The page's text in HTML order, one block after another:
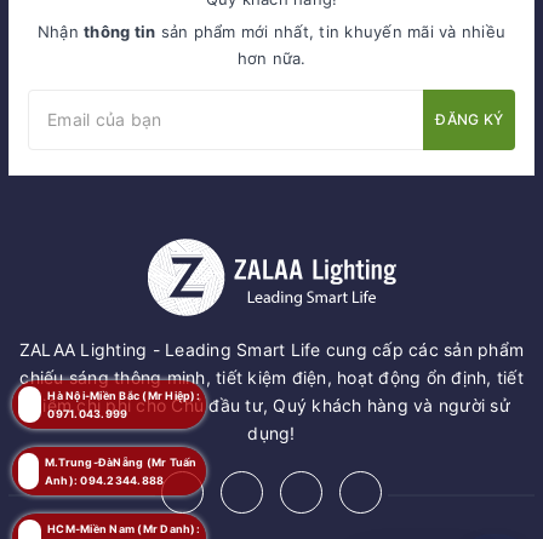
Nhậnthông tin sản phẩm mới nhất, tin khuyến mãi và nhiều
hơn nữa.
ĐĂNG KÝ
ZALAA Lighting - Leading Smart Life cung cấp các sản phẩm
chiếu sáng thông minh, tiết kiệm điện, hoạt động ổn định, tiết
kiệm chi phí cho Chủ đầu tư, Quý khách hàng và người sử
dụng!
HCM-Miền Nam (Mr Danh):
Hà Nội-Miền Bắc (Mr Hiệp):
0971.043.999
M.Trung-ĐàNẵng (Mr Tuấn
Anh): 094.2344.888